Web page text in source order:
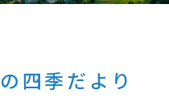
四季だより